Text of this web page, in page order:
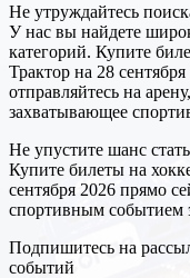
Не утруждайтесь
У нас вы найдете
категорий. Купите
Трактор на 28
отправляйтесь на
захватывающее
Не упустите шанс
Купите билеты на
сентября 2026 прямо
спортивным событием
Подпишитесь на
событий